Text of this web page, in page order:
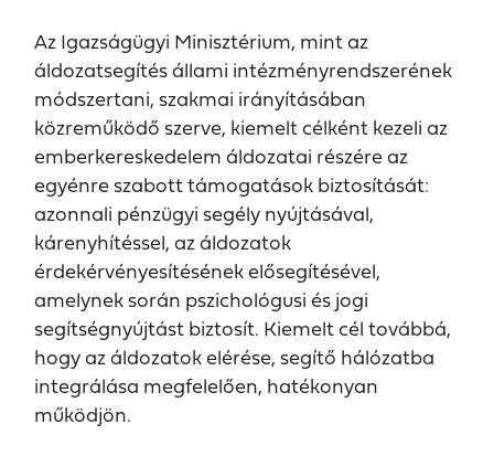
Az Igazságügyi Minisztérium, mint az
áldozatsegítés állami intézményrendszerének
módszertani, szakmai irányításában
közreműködő szerve, kiemelt célként kezeli az
emberkereskedelem áldozatai részére az
egyénre szabott támogatások biztosítását:
azonnali pénzügyi segély nyújtásával,
kárenyhítéssel, az áldozatok
érdekérvényesítésének elősegítésével,
amelynek során pszichológusi és jogi
segítségnyújtást biztosít. Kiemelt cél továbbá,
hogy az áldozatok elérése, segítő hálózatba
integrálása megfelelően, hatékonyan
működjön.